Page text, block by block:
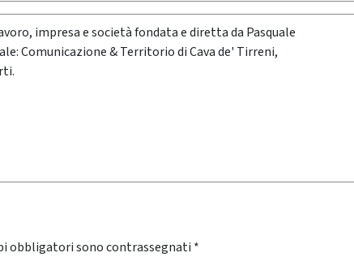
impresa e società fondata e diretta da Pasquale
Comunicazione & Territorio di Cava de' Tirreni,
obbligatori sono contrassegnati *